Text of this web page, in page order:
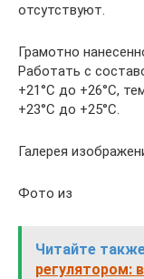
отсутствуют.
Грамотно
Работать с
+21°С до +26°С,
+23°С до +25°С.
Галерея
Фото из
Читайте
регулятором: